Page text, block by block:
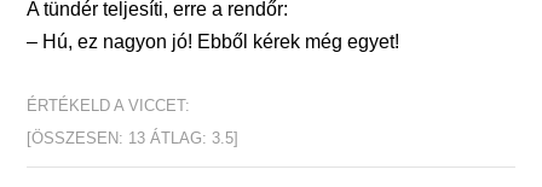
A tündér teljesíti, erre a rendőr:
– Hú, ez nagyon jó! Ebből kérek még egyet!
ÉRTÉKELD A VICCET:
[ÖSSZESEN: 13 ÁTLAG: 3.5]